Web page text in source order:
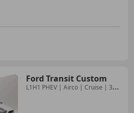
Ford Transit Custom
L1H1 PHEV | Airco | Cruise | 3